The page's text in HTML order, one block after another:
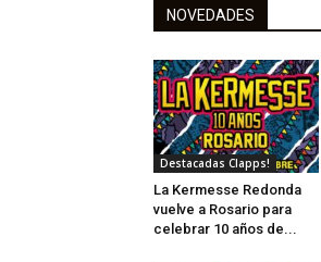
NOVEDADES
Destacadas Clapps!
La Kermesse Redonda
vuelve a Rosario para
celebrar 10 años de...